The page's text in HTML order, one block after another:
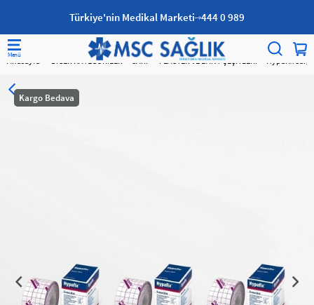
Türkiye'nin Medikal Marketi 444 0 989
Anasayfa DİĞER KATEGORİLER SARF FLASTER VE BANT ÇEŞİTLERİ Hypafix
Kargo Bedava